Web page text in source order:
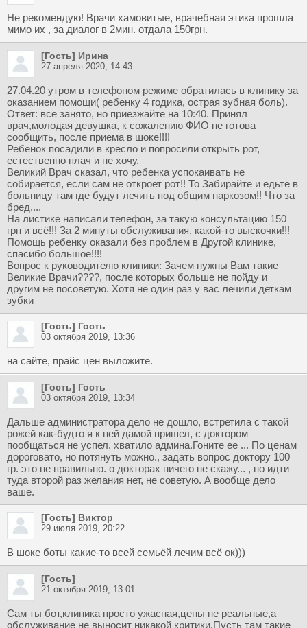
Не рекомендую! Врачи хамовитые, врачебная этика прошла
мимо их , за диалог в 2мин. отдала 150грн.
[Гость] Ирина
27 апреля 2020, 14:43
27.04.20 утром в телефоном режиме обратилась в клинику за
оказанием помощи( ребенку 4 годика, острая зубная боль).
Ответ: все занято, но приезжайте на 10:40. Принял
врач,молодая девушка, к сожалению ФИО не готова
сообщить, после приема в шоке!!!!
Ребенок посадили в кресло и попросили открыть рот,
естественно плач и не хочу.
Великий Врач сказал, что ребенка успокаивать не
собирается, если сам не откроет рот!! То Забирайте и едьте в
больницу там где будут лечить под общим наркозом!! Что за
бред....
На листике написали телефон, за такую консультацию 150
грн и всё!!! За 2 минуты обслуживания, какой-то выскочки!!!
Помощь ребенку оказали без проблем в Другой клинике,
спасибо большое!!!!
Вопрос к руководителю клиники: Зачем нужны Вам такие
Великие Врачи????, после которых больше не пойду и
другим не посоветую. Хотя не один раз у вас лечили деткам
зубки
[Гость] Гость
03 октября 2019, 13:36
на сайте, прайс цен выложите.
[Гость] Гость
03 октября 2019, 13:34
Дальше администратора дело не дошло, встретила с такой
рожей как-будто я к ней дамой пришел, с доктором
пообщаться не успел, хватило админа.Гоните ее ... По ценам
дороговато, но потянуть можно., задать вопрос доктору 100
гр. это не правильно. о докторах ничего не скажу... , но идти
туда второй раз желания нет, не советую. А вообще дело
ваше.
[Гость] Виктор
29 июля 2019, 20:22
В шоке боты какие-то всей семьёй лечим всё ок)))
[Гость]
21 октября 2019, 13:01
Сам ты бот,клиника просто ужасная,цены не реальные,а
обслуживание не выносит никакой критики.Пусть там такие